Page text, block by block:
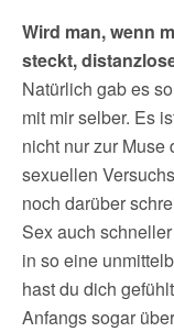
Wird man, wenn
steckt,
Natürlich gab es
mit mir selber. Es
nicht nur zur
sexuellen
noch darüber
Sex auch
in so eine
hast du dich
Anfangs sogar